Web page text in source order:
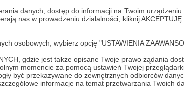
danych, dostęp do informacji na Twoim urządzeniu
nas w prowadzeniu działalności, kliknij
osobowych, wybierz opcję "USTAWIENIA
gdzie jest także opisane Twoje prawo żądania
momencie za pomocą ustawień Twojej
być przekazywane do zewnętrznych odbiorców
informacje na temat przetwarzania Twoich
Patronów!
Rebeliantjuż teraz!